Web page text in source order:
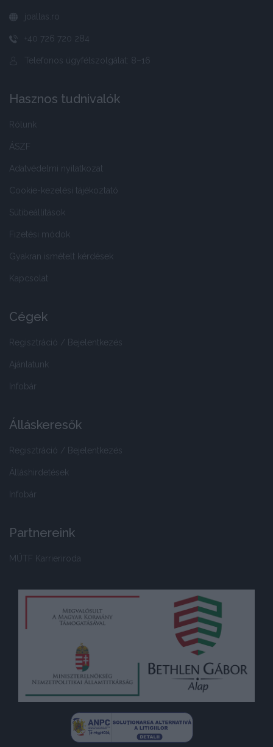
joallas.ro
+40 726 720 284
Telefonos ügyfélszolgálat: 8–16
Hasznos tudnivalók
Rólunk
ÁSZF
Adatvédelmi nyilatkozat
Cookie-kezelési tájékoztató
Sütibeállítások
Fizetési módok
Gyakran ismételt kérdések
Kapcsolat
Cégek
Regisztráció / Bejelentkezés
Ajánlatunk
Infobár
Álláskeresők
Regisztráció / Bejelentkezés
Álláshirdetések
Infobár
Partnereink
MÜTF Karrieriroda